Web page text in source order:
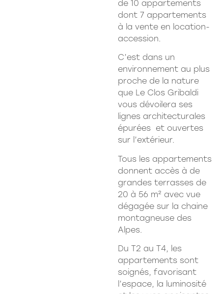
de 10 appartements
dont 7 appartements
à la vente en location-
accession.
C’est dans un
environnement au plus
proche de la nature
que Le Clos Gribaldi
vous dévoilera ses
lignes architecturales
épurées et ouvertes
sur l’extérieur.
Tous les appartements
donnent accès à de
grandes terrasses de
20 à 56 m² avec vue
dégagée sur la chaine
montagneuse des
Alpes.
Du T2 au T4, les
appartements sont
soignés, favorisant
l’espace, la luminosité